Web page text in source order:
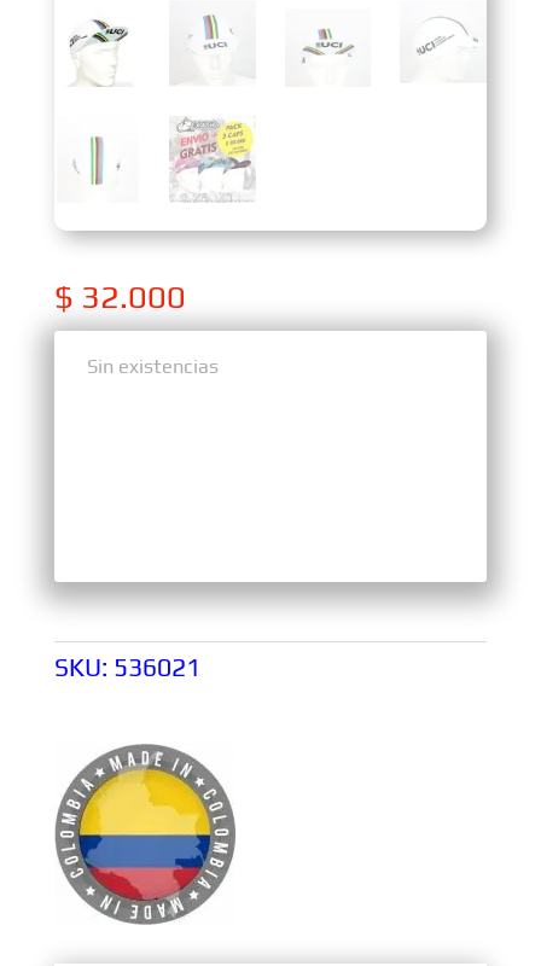
$ 32.000
Sin existencias
Sin existencias
SKU: 536021